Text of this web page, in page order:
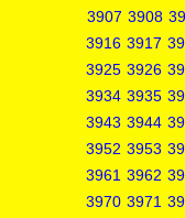
3907 3908
3916 3917
3925 3926
3934 3935
3943 3944
3952 3953
3961 3962
3970 3971